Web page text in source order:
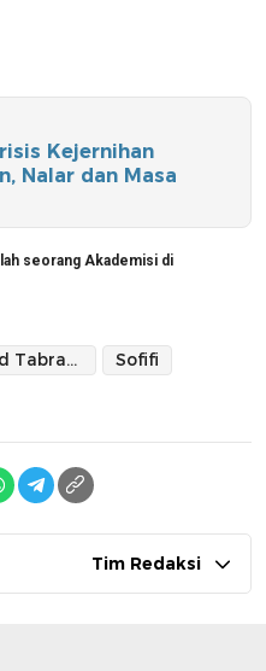
Kejernihan
Nalar dan Masa
seorang Akademisi di
Muhammad Tabrani Mutalib
Sofifi
Tim Redaksi